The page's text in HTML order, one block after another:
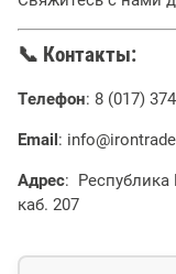
📞 Контакты:
Телефон: 8 (017)
Email:
Адрес: Республика
каб. 207